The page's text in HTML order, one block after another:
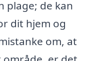
plage; de kan
dit hjem og
om, at